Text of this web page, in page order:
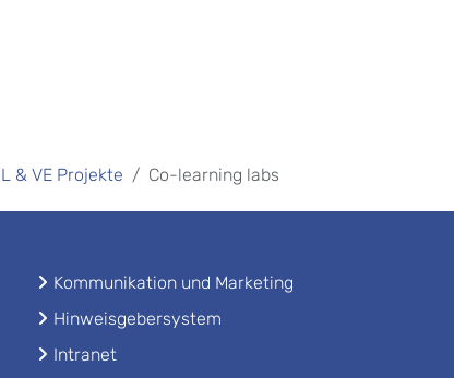
& VE Projekte Co-learning labs
Kommunikation und Marketing
Hinweisgebersystem
Intranet